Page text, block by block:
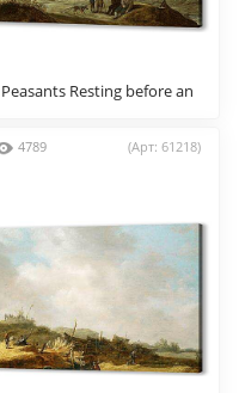
Peasants Resting before an
4789 (Арт: 61218)